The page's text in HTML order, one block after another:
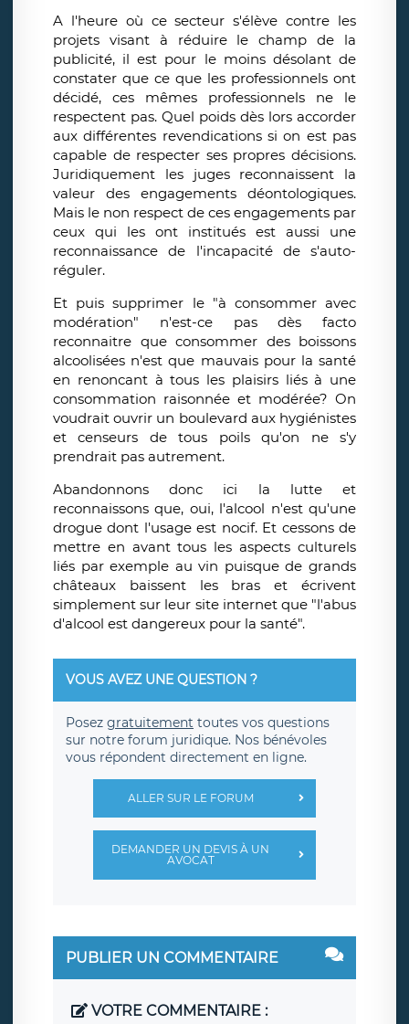
A l'heure où ce secteur s'élève contre les
projets visant à réduire le champ de la
publicité, il est pour le moins désolant de
constater que ce que les professionnels ont
décidé, ces mêmes professionnels ne le
respectent pas. Quel poids dès lors accorder
aux différentes revendications si on est pas
capable de respecter ses propres décisions.
Juridiquement les juges reconnaissent la
valeur des engagements déontologiques.
Mais le non respect de ces engagements par
ceux qui les ont institués est aussi une
reconnaissance de l'incapacité de s'auto-
réguler.
Et puis supprimer le "à consommer avec
modération" n'est-ce pas dès facto
reconnaitre que consommer des boissons
alcoolisées n'est que mauvais pour la santé
en renoncant à tous les plaisirs liés à une
consommation raisonnée et modérée? On
voudrait ouvrir un boulevard aux hygiénistes
et censeurs de tous poils qu'on ne s'y
prendrait pas autrement.
Abandonnons donc ici la lutte et
reconnaissons que, oui, l'alcool n'est qu'une
drogue dont l'usage est nocif. Et cessons de
mettre en avant tous les aspects culturels
liés par exemple au vin puisque de grands
châteaux baissent les bras et écrivent
simplement sur leur site internet que "l'abus
d'alcool est dangereux pour la santé".
VOUS AVEZ UNE QUESTION ?
Posez gratuitement toutes vos questions
sur notre forum juridique. Nos bénévoles
vous répondent directement en ligne.
ALLER SUR LE FORUM
DEMANDER UN DEVIS À UN
AVOCAT
PUBLIER UN COMMENTAIRE
VOTRE COMMENTAIRE :